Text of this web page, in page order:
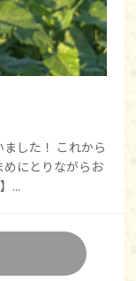
した！ これから
めにとりながらお
...